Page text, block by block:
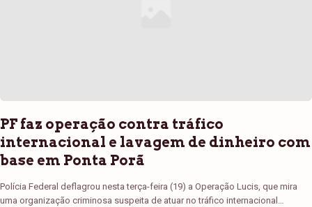
PF faz operação contra tráfico
internacional e lavagem de dinheiro com
base em Ponta Porã
Polícia Federal deflagrou nesta terça-feira (19) a Operação Lucis, que mira
uma organização criminosa suspeita de atuar no tráfico internacional…